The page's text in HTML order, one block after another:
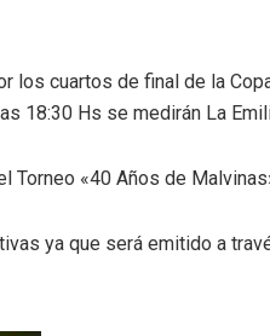
los cuartos de final de la
18:30 Hs se medirán La
Torneo «40 Años de
ya que será emitido a